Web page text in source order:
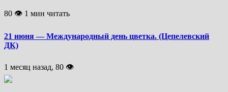
80 👁 1 мин читать
21 июня — Международный день цветка. (Цепелевский
ДК)
1 месяц назад, 80 👁